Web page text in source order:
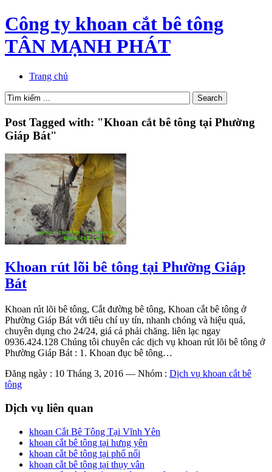
Công ty khoan cắt bê tông
TÂN MẠNH PHÁT
Trang chủ
Post Tagged with: "Khoan cắt bê tông tại Phường
Giáp Bát"
Khoan rút lõi bê tông tại Phường Giáp
Bát
Khoan rút lõi bê tông, Cắt đường bê tông, Khoan cắt bê tông ở
Phường Giáp Bát với tiêu chí uy tín, nhanh chóng và hiệu quả,
chuyên dụng cho 24/24, giá cả phải chăng. liên lạc ngay
0936.424.128 Chúng tôi chuyên các dịch vụ khoan rút lõi bê tông ở
Phường Giáp Bát : 1. Khoan đục bê tông…
Đăng ngày : 10 Tháng 3, 2016 — Nhóm : Dịch vụ khoan cắt bê
tông
Dịch vụ liên quan
khoan Cắt Bê Tông Tại Vĩnh Yên
khoan cắt bê tông tại hưng yên
khoan cắt bê tông tại phố nối
khoan cắt bê tông tại thụy vân